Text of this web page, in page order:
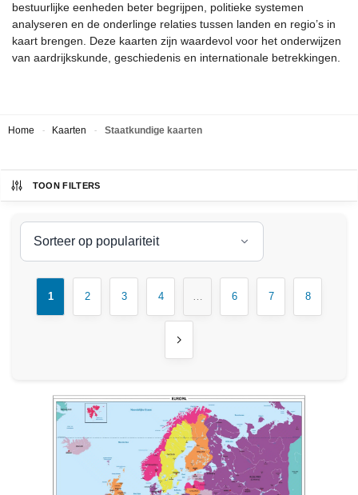
bestuurlijke eenheden beter begrijpen, politieke systemen
analyseren en de onderlinge relaties tussen landen en regio’s in
kaart brengen. Deze kaarten zijn waardevol voor het onderwijzen
van aardrijkskunde, geschiedenis en internationale betrekkingen.
Home - Kaarten - Staatkundige kaarten
TOON FILTERS
1 2 3 4 … 6 7 8